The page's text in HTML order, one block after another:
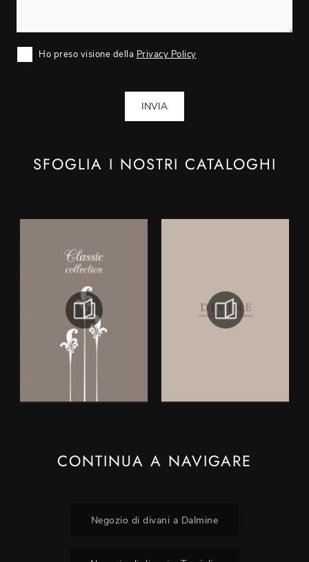
SFOGLIA I NOSTRI CATALOGHI
CONTINUA A NAVIGARE
Negozio di divani a Dalmine
Ho preso visione della Privacy Policy
INVIA